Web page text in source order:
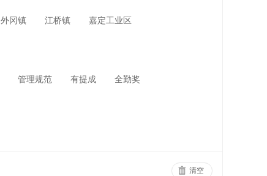
外冈镇 江桥镇 嘉定工业区
管理规范 有提成 全勤奖
清空